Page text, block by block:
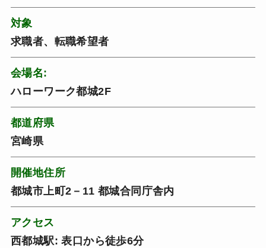
対象
求職者、転職希望者
会場名:
ハローワーク都城2F
都道府県
宮崎県
開催地住所
都城市上町2－11 都城合同庁舎内
アクセス
西都城駅: 表口から徒歩6分